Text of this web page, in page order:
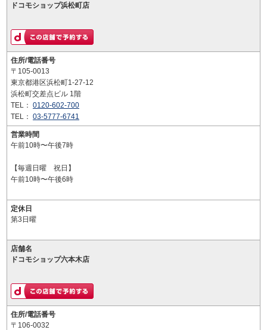
ドコモショップ浜松町店
住所/電話番号
〒105-0013
東京都港区浜松町1-27-12
浜松町交差点ビル 1階
TEL： 0120-602-700
TEL： 03-5777-6741
営業時間
午前10時〜午後7時
【毎週日曜 祝日】
午前10時〜午後6時
定休日
第3日曜
店舗名
ドコモショップ六本木店
住所/電話番号
〒106-0032